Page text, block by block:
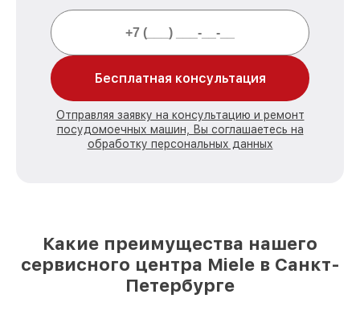
Бесплатная консультация
Отправляя заявку на консультацию и ремонт
посудомоечных машин, Вы соглашаетесь на
обработку персональных данных
Какие преимущества нашего
сервисного центра Miele в Санкт-
Петербурге